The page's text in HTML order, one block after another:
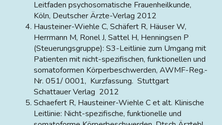
Leitfaden psychosomatische Frauenheilkunde,
Köln, Deutscher Ärzte-Verlag 2012
Hausteiner-Wiehle C, Schäfert R, Häuser W,
Herrmann M, Ronel J, Sattel H, Henningsen P
(Steuerungsgruppe): S3-Leitlinie zum Umgang mit
Patienten mit nicht-spezifischen, funktionellen und
somatoformen Körperbeschwerden, AWMF-Reg.-
Nr. 051/ 0001, Kurzfassung. Stuttgart
Schattauer Verlag 2012
Schaefert R, Hausteiner-Wiehle C et alt. Klinische
Leitlinie: Nicht-spezifische, funktionelle und